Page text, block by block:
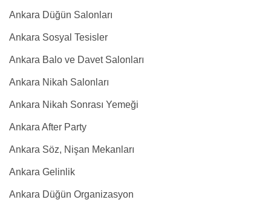
Ankara Düğün Salonları
Ankara Sosyal Tesisler
Ankara Balo ve Davet Salonları
Ankara Nikah Salonları
Ankara Nikah Sonrası Yemeği
Ankara After Party
Ankara Söz, Nişan Mekanları
Ankara Gelinlik
Ankara Düğün Organizasyon